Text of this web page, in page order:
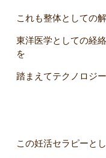
これも整体としての
東洋医学としての経
を
踏まえてテクノロジ
この妊活セラピーと